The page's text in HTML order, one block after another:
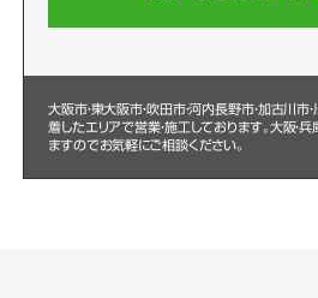
大阪市・東大阪市・吹田市・河内長野市・加古川市
着したエリアで営業・施工しております。大阪・
ますのでお気軽にご相談ください。